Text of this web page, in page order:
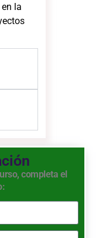
la
completa el